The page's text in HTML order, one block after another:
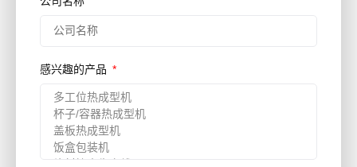
感兴趣的产品